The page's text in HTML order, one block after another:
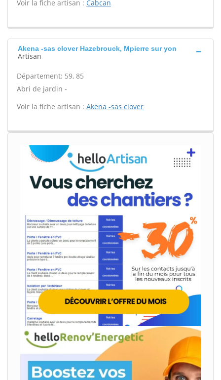
Voir la fiche artisan : Cabcan
Akena -sas clover Hazebrouck, Mpierre sur yon
Artisan
Département: 59, 85
Abri de jardin -
Voir la fiche artisan : Akena -sas clover